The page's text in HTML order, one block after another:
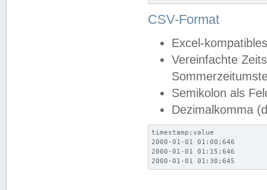
CSV-Format
Excel-
Vereinfachte
Semikolon als
Dezimalkomma
timestamp;value
2000-01-01 01:00;646
2000-01-01 01:15;646
2000-01-01 01:30;645